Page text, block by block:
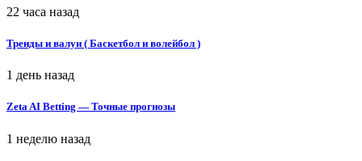
22 часа назад
Тренды и валуи ( Баскетбол и волейбол )
1 день назад
Zeta AI Betting — Точные прогнозы
1 неделю назад